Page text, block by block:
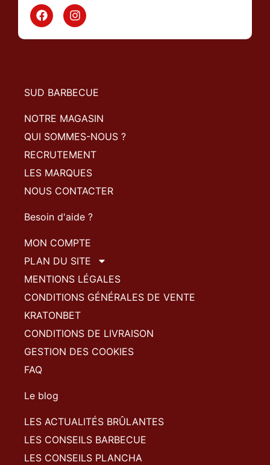
SUD BARBECUE
NOTRE MAGASIN
QUI SOMMES-NOUS ?
RECRUTEMENT
LES MARQUES
NOUS CONTACTER
Besoin d'aide ?
MON COMPTE
PLAN DU SITE
MENTIONS LÉGALES
CONDITIONS GÉNÉRALES DE VENTE
KRATONBET
CONDITIONS DE LIVRAISON
GESTION DES COOKIES
FAQ
Le blog
LES ACTUALITÉS BRÛLANTES
LES CONSEILS BARBECUE
LES CONSEILS PLANCHA